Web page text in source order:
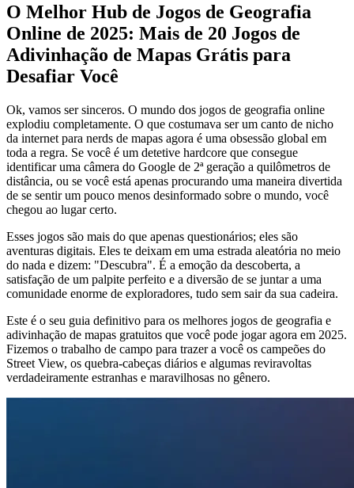
O Melhor Hub de Jogos de Geografia
Online de 2025: Mais de 20 Jogos de
Adivinhação de Mapas Grátis para
Desafiar Você
Ok, vamos ser sinceros. O mundo dos jogos de geografia online
explodiu completamente. O que costumava ser um canto de nicho
da internet para nerds de mapas agora é uma obsessão global em
toda a regra. Se você é um detetive hardcore que consegue
identificar uma câmera do Google de 2ª geração a quilômetros de
distância, ou se você está apenas procurando uma maneira divertida
de se sentir um pouco menos desinformado sobre o mundo, você
chegou ao lugar certo.
Esses jogos são mais do que apenas questionários; eles são
aventuras digitais. Eles te deixam em uma estrada aleatória no meio
do nada e dizem: "Descubra". É a emoção da descoberta, a
satisfação de um palpite perfeito e a diversão de se juntar a uma
comunidade enorme de exploradores, tudo sem sair da sua cadeira.
Este é o seu guia definitivo para os melhores jogos de geografia e
adivinhação de mapas gratuitos que você pode jogar agora em 2025.
Fizemos o trabalho de campo para trazer a você os campeões do
Street View, os quebra-cabeças diários e algumas reviravoltas
verdadeiramente estranhas e maravilhosas no gênero.